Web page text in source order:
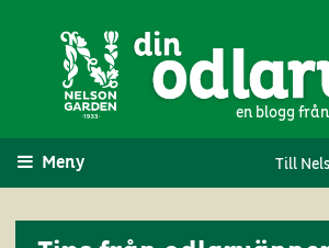
en blogg
Meny Till